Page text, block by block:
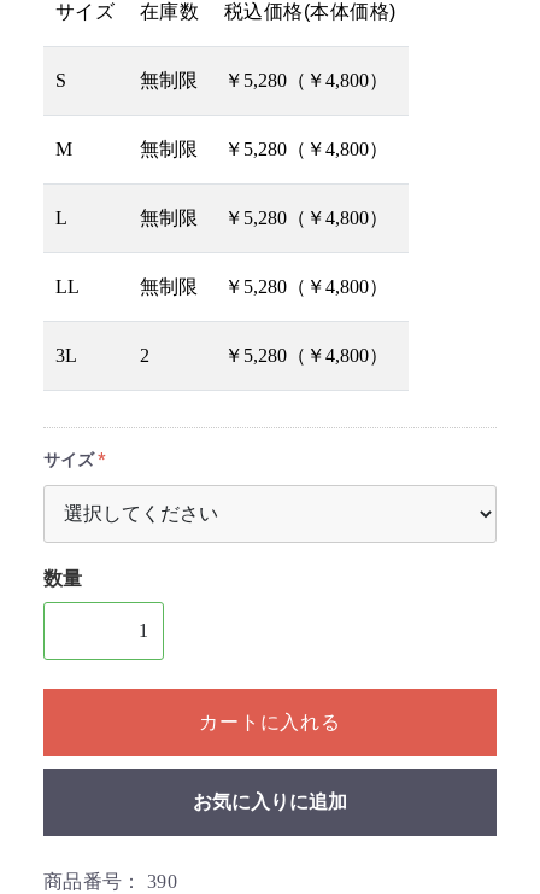
サイズ 在庫数 税込価格(本体価格)
S 無制限 ￥5,280（￥4,800）
M 無制限 ￥5,280（￥4,800）
L 無制限 ￥5,280（￥4,800）
LL 無制限 ￥5,280（￥4,800）
3L 2 ￥5,280（￥4,800）
サイズ
数量
1個以上の数量を入力してください
カートに入れる
お気に入りに追加
商品番号： 390